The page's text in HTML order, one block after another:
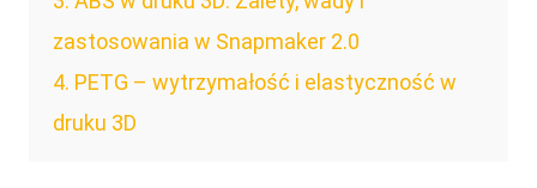
zastosowania w Snapmaker 2.0
4 PETG – wytrzymałość i elastyczność w
druku 3D